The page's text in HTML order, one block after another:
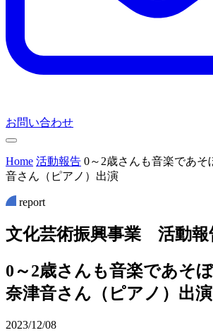
お問い合わせ
Home 活動報告 0～2歳さんも音楽であ
音さん（ピアノ）出演
report
文化芸術振興事業 活動報
0～2歳さんも音楽であ
奈津音さん（ピアノ）出演
2023/12/08